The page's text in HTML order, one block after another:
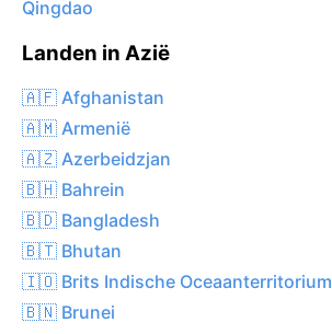
Qingdao
Landen in Azië
🇦🇫 Afghanistan
🇦🇲 Armenië
🇦🇿 Azerbeidzjan
🇧🇭 Bahrein
🇧🇩 Bangladesh
🇧🇹 Bhutan
🇮🇴 Brits Indische Oceaanterritorium
🇧🇳 Brunei